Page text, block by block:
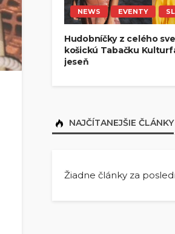
NEWS EVENTY
Hudobníčky z celého
košickú Tabačku
jeseň
NAJČÍTANEJŠIE ČLÁNKY
Žiadne články za